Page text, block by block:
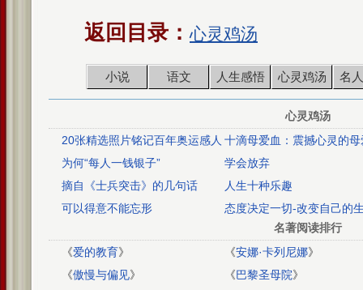
返回目录：心灵鸡汤
小说 语文 人生感悟 心灵鸡汤 名
心灵鸡汤
20张精选照片铭记百年奥运感人
瞬间
十滴母爱血：震撼心灵的母
事
为何“每人一钱银子”
学会放弃
摘自《士兵突击》的几句话
人生十种乐趣
可以得意不能忘形
态度决定一切-改变自己的
名著阅读排行
《爱的教育》 《安娜·卡列尼娜》
《傲慢与偏见》 《巴黎圣母院》